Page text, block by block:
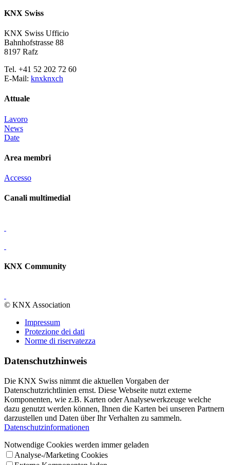
KNX Swiss
KNX Swiss Ufficio
Bahnhofstrasse 88
8197 Rafz
Tel. +41 52 202 72 60
E-Mail: knxknxch
Attuale
Lavoro
News
Date
Area membri
Accesso
Canali multimedial
KNX Community
© KNX Association
Impressum
Protezione dei dati
Norme di riservatezza
Datenschutzhinweis
Die KNX Swiss nimmt die aktuellen Vorgaben der
Datenschutzrichtlinien ernst. Diese Webseite nutzt externe
Komponenten, wie z.B. Karten oder Analysewerkzeuge welche
dazu genutzt werden können, Ihnen die Karten bei unseren Partnern
darzustellen und Daten über Ihr Verhalten zu sammeln.
Datenschutzinformationen
Notwendige Cookies werden immer geladen
Analyse-/Marketing Cookies